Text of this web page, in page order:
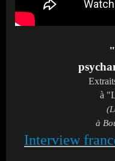
à
à
Interview